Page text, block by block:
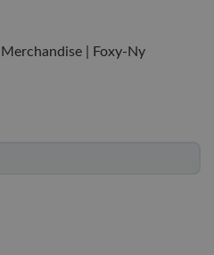
Merchandise | Foxy-Ny